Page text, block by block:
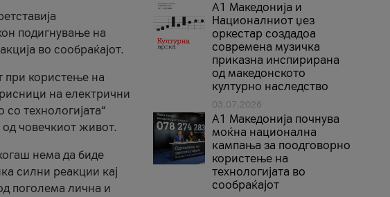
подигнување на
во сообраќајот.
при користење на
на електрични
технологијата“
од човечкиот живот.
нема да биде
силни реакции кај
поголема лична и
А1 Македонија и
Националниот џез
оркестар создадоа
современа музичка
приказна инспирирана
од македонското
културно наследство
03.07.2026
A1 Македонија почнува
моќна национална
кампања за поодговорно
користење на
технологијата во
сообраќајот